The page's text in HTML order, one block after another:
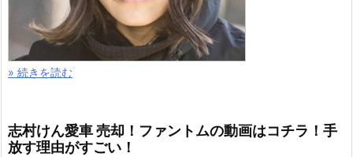
» 続きを読む
志村けん愛車 売却！ファントムの動画はコチラ！手
放す理由がすごい！